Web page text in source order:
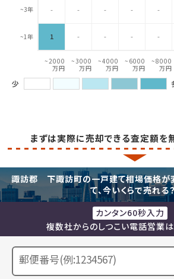
~3年 - - - - -
~1年 1 - - - -
~2000
万円
~3000
万円
~4000
万円
~6000
万円
~8000
万円
少
まずは実際に売却できる査定額を
諏訪郡 下諏訪町の一戸建て相場価格が
て、今いくらで売れる
カンタン60秒入力
複数社からのしつこい電話営業は